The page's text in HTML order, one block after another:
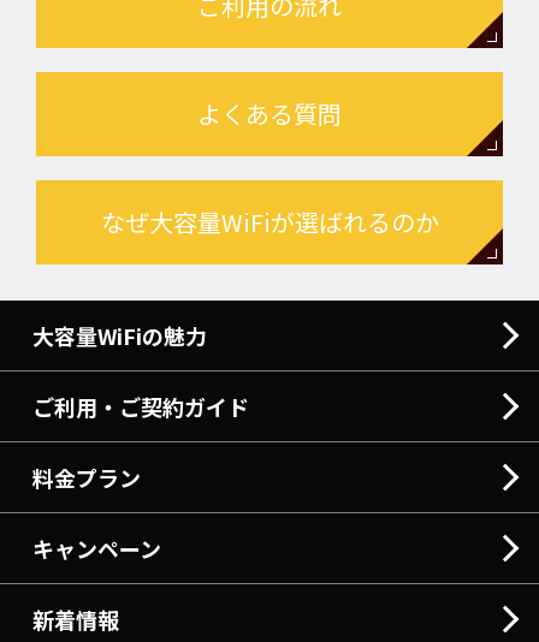
よくある質問
なぜ大容量WiFiが選ばれるのか
大容量WiFiの魅力
ご利用・ご契約ガイド
料金プラン
キャンペーン
新着情報